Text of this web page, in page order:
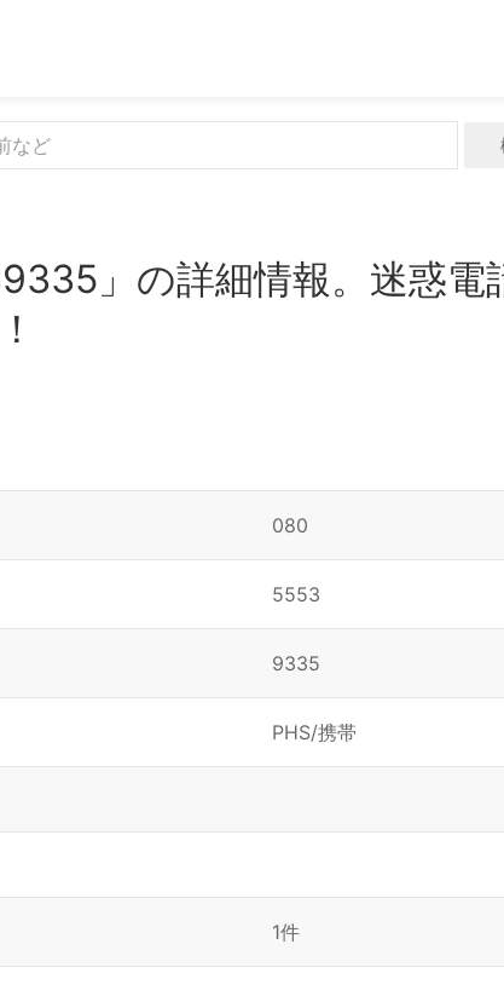
」の詳細情報。迷惑電
080
5553
9335
PHS/携帯
1件